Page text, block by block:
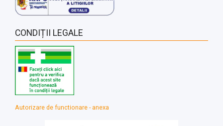
CONDIȚII LEGALE
Autorizare de functionare - anexa